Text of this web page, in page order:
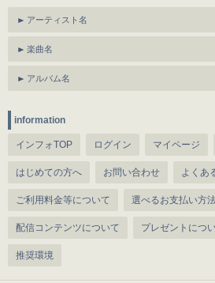
アーティスト名
楽曲名
アルバム名
information
インフォTOP ログイン マイページ
はじめての方へ お問い合わせ よくあ
ご利用料金等について 選べるお支払い方
配信コンテンツについて プレゼントにつ
推奨環境